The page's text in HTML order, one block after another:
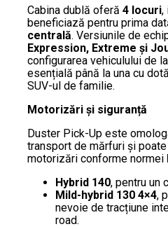
Cabina dublă oferă 4 locuri,
beneficiază pentru prima
centrală. Versiunile de
Expression, Extreme și
configurarea vehiculului de
esențială până la una cu
SUV-ul de familie.
Motorizări și siguranță
Duster Pick-Up este
transport de mărfuri și
motorizări conforme normei
Hybrid 140, pentru un
Mild-hybrid 130 4×4,
nevoie de tracțiune
road.